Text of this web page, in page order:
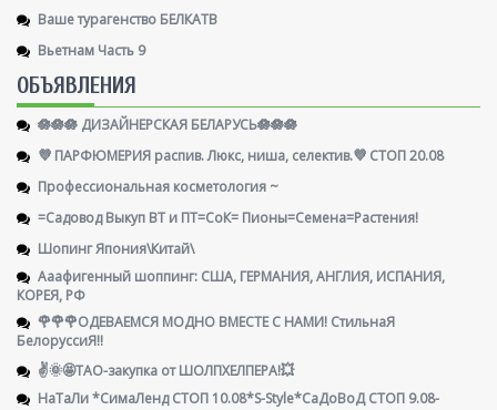
Ваше турагенство БЕЛКАТВ
Вьетнам Часть 9
ОБЪЯВЛЕНИЯ
🪷🪷🪷 ДИЗАЙНЕРСКАЯ БЕЛАРУСЬ🪷🪷🪷
💜 ПАРФЮМЕРИЯ распив. Люкс, ниша, селектив.💜 СТОП 20.08
Профессиональная косметология ~
=Садовод Выкуп ВТ и ПТ=СоК= Пионы=Семена=Растения!
Шопинг Япония\Китай\
Ааафигенный шоппинг: США, ГЕРМАНИЯ, АНГЛИЯ, ИСПАНИЯ,
КОРЕЯ, РФ
🌹🌹🌹ОДЕВАЕМСЯ МОДНО ВМЕСТЕ С НАМИ! СтильнаЯ
БелоруссиЯ‼
✌️🌞🤩ТАО-закупка от ШОЛПХЕЛПЕРА!💥
НаТаЛи *СимаЛенд СТОП 10.08*S-Style*СаДоВоД СТОП 9.08-